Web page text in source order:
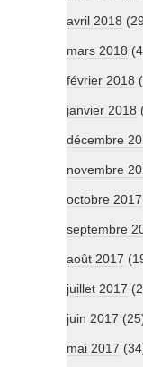
avril 2018
mars 2018
février 2018
janvier 2018
décembre
novembre
octobre 2017
septembre
août 2017
juillet 2017
juin 2017
mai 2017